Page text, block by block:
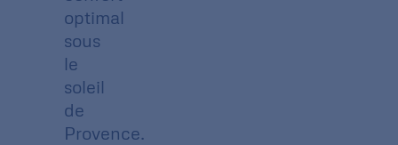
optimal
sous
le
soleil
de
Provence.